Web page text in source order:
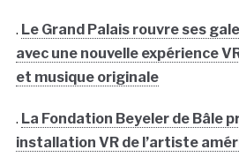
. Le Grand Palais rouvre ses
avec une nouvelle expérience
et musique originale
. La Fondation Beyeler de Bâle
installation VR de l’artiste